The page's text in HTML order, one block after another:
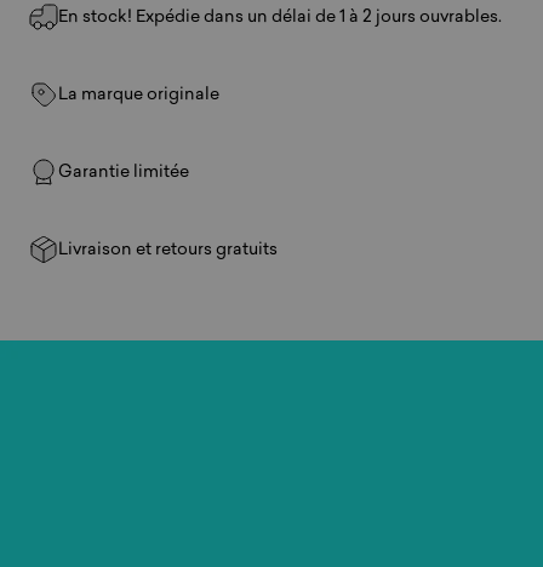
En stock! Expédie dans un délai de 1 à 2 jours ouvrables.
La marque originale
Garantie limitée
Livraison et retours gratuits